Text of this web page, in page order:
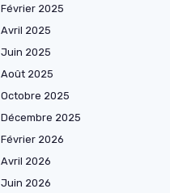
Février 2025
Avril 2025
Juin 2025
Août 2025
Octobre 2025
Décembre 2025
Février 2026
Avril 2026
Juin 2026